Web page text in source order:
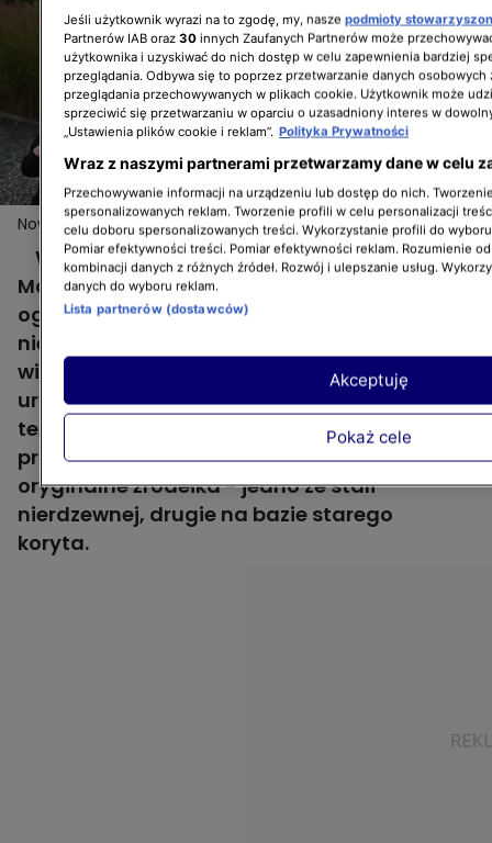
Nowa Maja w ogrodzie: oryginalne źródełka - ze stali
nierdzewnej oraz starego koryta
Więcej
W 1. odcinku 6. sezonu programu "Nowa
Maja w ogrodzie" Maja Popielarska trafiła do
ogrodu wśród pól zlokalizowanym w
niewielkiej wsi Siedleczka. Choć wokół sielska
wieś właściciele tego ogrodu postanowili
urządzić tutaj nowoczesną przestrzeń. Stąd
też wybór roślin oraz akcesoriów. Nasza
prowadząca zwróciła uwagę na bardzo
oryginalne źródełka - jedno ze stali
nierdzewnej, drugie na bazie starego
koryta.
Jeśli użytkownik wyrazi na to zgodę, my, nasze podmioty
Partnerów IAB oraz 30 innych Zaufanych Partnerów może
użytkownika i uzyskiwać do nich dostęp w celu zapewnienia bardziej
przeglądania. Odbywa się to poprzez przetwarzanie danych osobowych
przeglądania przechowywanych w plikach cookie. Użytkownik może
sprzeciwić się przetwarzaniu w oparciu o uzasadniony interes w
„Ustawienia plików cookie i reklam”. Polityka Prywatności
Wraz z naszymi partnerami przetwarzamy dane w celu
Przechowywanie informacji na urządzeniu lub dostęp do nich.
spersonalizowanych reklam. Tworzenie profili w celu personalizacji
celu doboru spersonalizowanych treści. Wykorzystanie profili do
Pomiar efektywności treści. Pomiar efektywności reklam. Rozumienie
kombinacji danych z różnych źródeł. Rozwój i ulepszanie usług.
danych do wyboru reklam.
Lista partnerów (dostawców)
Pokaż cele
Akceptuję